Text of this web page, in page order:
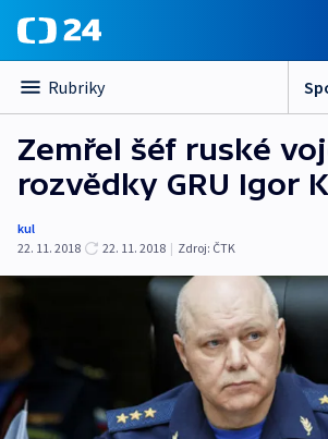
Rubriky
Zemřel šéf ruské
rozvědky GRU Igor
kul
22. 11. 2018
22. 11. 2018 | Zdroj: ČTK